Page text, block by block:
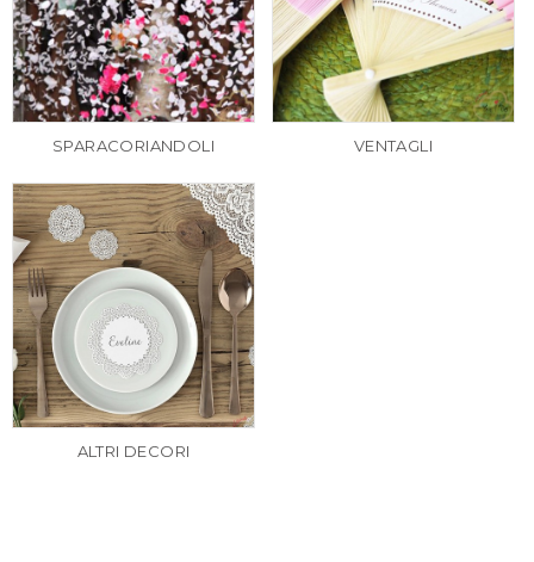
SPARACORIANDOLI VENTAGLI
ALTRI DECORI